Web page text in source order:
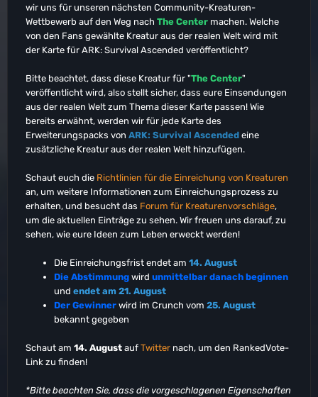
wir uns für unseren nächsten Community-Kreaturen-
Wettbewerb auf den Weg nach The Center machen. Welche
von den Fans gewählte Kreatur aus der realen Welt wird mit
der Karte für ARK: Survival Ascended veröffentlicht?
Bitte beachtet, dass diese Kreatur für "The Center"
veröffentlicht wird, also stellt sicher, dass eure Einsendungen
aus der realen Welt zum Thema dieser Karte passen! Wie
bereits erwähnt, werden wir für jede Karte des
Erweiterungspacks von ARK: Survival Ascended eine
zusätzliche Kreatur aus der realen Welt hinzufügen.
Schaut euch die Richtlinien für die Einreichung von Kreaturen
an, um weitere Informationen zum Einreichungsprozess zu
erhalten, und besucht das Forum für Kreaturenvorschläge,
um die aktuellen Einträge zu sehen. Wir freuen uns darauf, zu
sehen, wie eure Ideen zum Leben erweckt werden!
Die Einreichungsfrist endet am 14. August
Die Abstimmung wird unmittelbar danach beginnen
und endet am 21. August
Der Gewinner wird im Crunch vom 25. August
bekannt gegeben
Schaut am 14. August auf Twitter nach, um den RankedVote-
Link zu finden!
*Bitte beachten Sie, dass die vorgeschlagenen Eigenschaften